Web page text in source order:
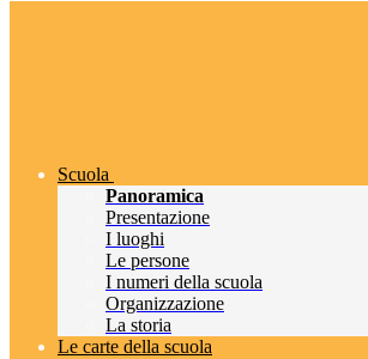
Scuola
Panoramica
Presentazione
I luoghi
Le persone
I numeri della scuola
Organizzazione
La storia
Le carte della scuola